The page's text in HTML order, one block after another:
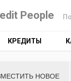
People
КРЕДИТЫ
НОВОЕ